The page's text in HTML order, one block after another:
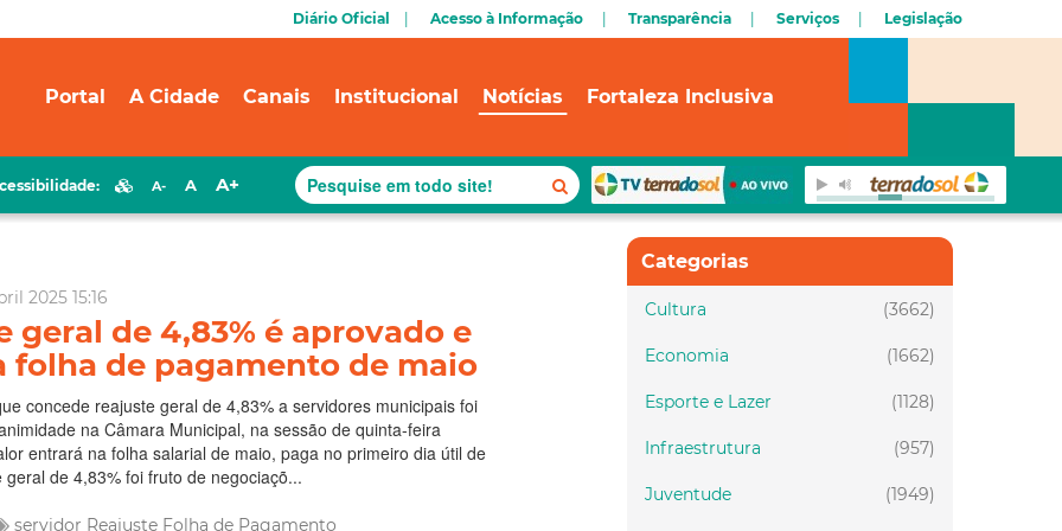
Diário Oficial Acesso à Informação Transparência Serviços Legislação
Portal A Cidade Canais Institucional Notícias Fortaleza Inclusiva
A- A A+
2025 15:16
geral de 4,83% é aprovado e
folha de pagamento de maio
concede reajuste geral de 4,83% a servidores municipais foi
na Câmara Municipal, na sessão de quinta-feira
entrará na folha salarial de maio, paga no primeiro dia útil de
de 4,83% foi fruto de negociaçõ...
servidor Reajuste Folha de Pagamento
Categorias
(3662)
Cultura
(1662)
Economia
(1128)
Esporte e Lazer
(957)
Infraestrutura
(1949)
Juventude